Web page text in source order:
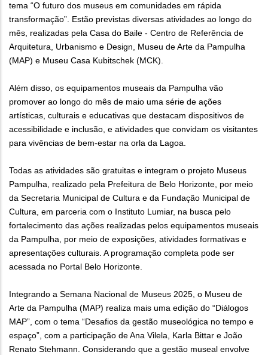
tema “O futuro dos museus em comunidades em rápida
transformação”. Estão previstas diversas atividades ao longo do
mês, realizadas pela Casa do Baile - Centro de Referência de
Arquitetura, Urbanismo e Design, Museu de Arte da Pampulha
(MAP) e Museu Casa Kubitschek (MCK).
Além disso, os equipamentos museais da Pampulha vão
promover ao longo do mês de maio uma série de ações
artísticas, culturais e educativas que destacam dispositivos de
acessibilidade e inclusão, e atividades que convidam os visitantes
para vivências de bem-estar na orla da Lagoa.
Todas as atividades são gratuitas e integram o projeto Museus
Pampulha, realizado pela Prefeitura de Belo Horizonte, por meio
da Secretaria Municipal de Cultura e da Fundação Municipal de
Cultura, em parceria com o Instituto Lumiar, na busca pelo
fortalecimento das ações realizadas pelos equipamentos museais
da Pampulha, por meio de exposições, atividades formativas e
apresentações culturais. A programação completa pode ser
acessada no Portal Belo Horizonte.
Integrando a Semana Nacional de Museus 2025, o Museu de
Arte da Pampulha (MAP) realiza mais uma edição do “Diálogos
MAP”, com o tema “Desafios da gestão museológica no tempo e
espaço”, com a participação de Ana Vilela, Karla Bittar e João
Renato Stehmann. Considerando que a gestão museal envolve